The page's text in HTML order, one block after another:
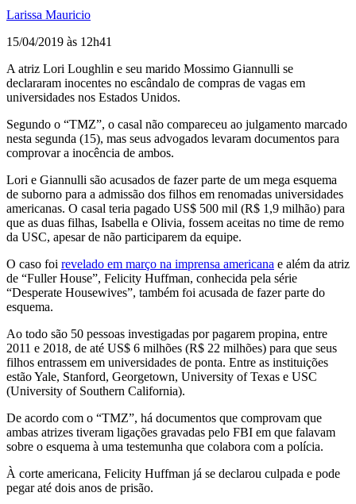
Larissa Mauricio
15/04/2019 às 12h41
A atriz Lori Loughlin e seu marido Mossimo Giannulli se
declararam inocentes no escândalo de compras de vagas em
universidades nos Estados Unidos.
Segundo o “TMZ”, o casal não compareceu ao julgamento marcado
nesta segunda (15), mas seus advogados levaram documentos para
comprovar a inocência de ambos.
Lori e Giannulli são acusados de fazer parte de um mega esquema
de suborno para a admissão dos filhos em renomadas universidades
americanas. O casal teria pagado US$ 500 mil (R$ 1,9 milhão) para
que as duas filhas, Isabella e Olivia, fossem aceitas no time de remo
da USC, apesar de não participarem da equipe.
O caso foi revelado em março na imprensa americana e além da atriz
de “Fuller House”, Felicity Huffman, conhecida pela série
“Desperate Housewives”, também foi acusada de fazer parte do
esquema.
Ao todo são 50 pessoas investigadas por pagarem propina, entre
2011 e 2018, de até US$ 6 milhões (R$ 22 milhões) para que seus
filhos entrassem em universidades de ponta. Entre as instituições
estão Yale, Stanford, Georgetown, University of Texas e USC
(University of Southern California).
De acordo com o “TMZ”, há documentos que comprovam que
ambas atrizes tiveram ligações gravadas pelo FBI em que falavam
sobre o esquema à uma testemunha que colabora com a polícia.
À corte americana, Felicity Huffman já se declarou culpada e pode
pegar até dois anos de prisão.